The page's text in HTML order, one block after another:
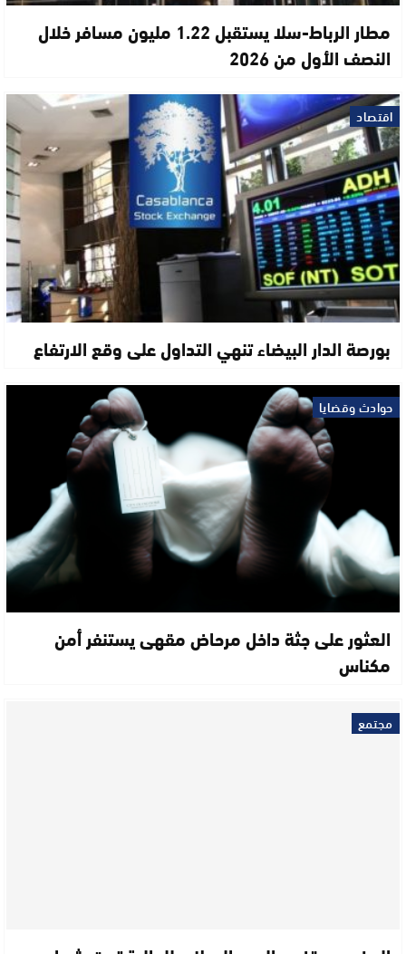
مطار الرباط-سلا يستقبل 1.22 مليون مسافر خلال
النصف الأول من 2026
اقتصاد
بورصة الدار البيضاء تنهي التداول على وقع الارتفاع
حوادث وقضايا
العثور على جثة داخل مرحاض مقهى يستنفر أمن
مكناس
مجتمع